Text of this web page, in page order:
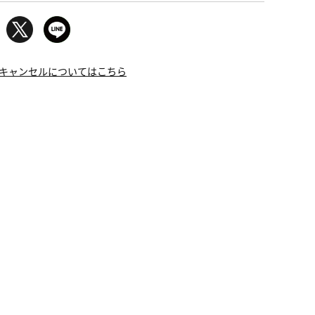
ャンセルについてはこちら